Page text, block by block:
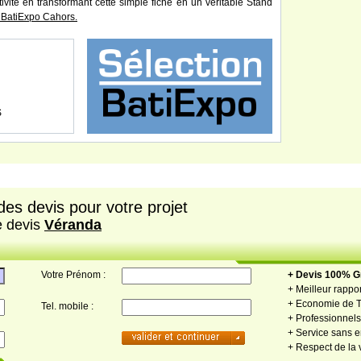
en transformant cette simple fiche en un véritable Stand
Cahors.
devis pour votre projet
devis Véranda
Votre Prénom :
+ Devis 100%
+ Meilleur
+ Economie de
+
+ Service sans
+ Respect de la
Tel. mobile :